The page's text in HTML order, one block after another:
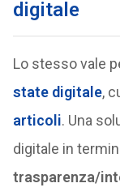
digitale
Lo stesso vale
state digitale,
articoli. Una
digitale in
trasparenza/